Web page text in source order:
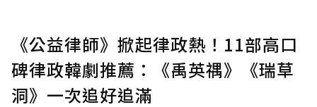
《公益律師》掀起律政熱！11部高口
碑律政韓劇推薦：《禹英禑》《瑞草
洞》一次追好追滿